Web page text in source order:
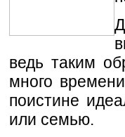
ведь таким
много
поистине
или семью.